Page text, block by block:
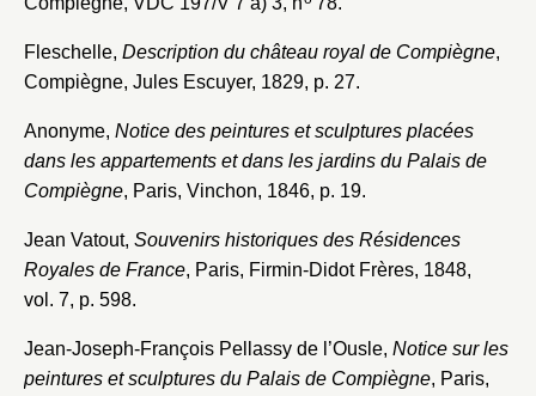
Fleschelle, Description du château royal de Compiègne,
Compiègne, Jules Escuyer, 1829, p. 27.
Anonyme, Notice des peintures et sculptures placées
dans les appartements et dans les jardins du Palais de
Compiègne, Paris, Vinchon, 1846, p. 19.
Jean Vatout, Souvenirs historiques des Résidences
Royales de France, Paris, Firmin-Didot Frères, 1848,
vol. 7, p. 598.
Jean-Joseph-François Pellassy de l’Ousle, Notice sur les
peintures et sculptures du Palais de Compiègne, Paris,
Créer et ajouter
Vous n'êtes pas encore inscrit ?Créer un compte
Vous avez oublié votre mot de passe ?